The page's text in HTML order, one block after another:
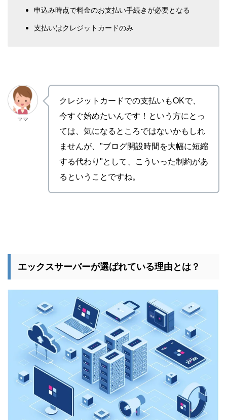
申込み時点で料金のお支払い手続きが必要となる
支払いはクレジットカードのみ
ママ
クレジットカードでの支払いもOKで、
今すぐ始めたいんです！という方にとっ
ては、気になるところではないかもしれ
ませんが、"ブログ開設時間を大幅に短縮
する代わり"として、こういった制約があ
るということですね。
エックスサーバーが選ばれている理由とは？